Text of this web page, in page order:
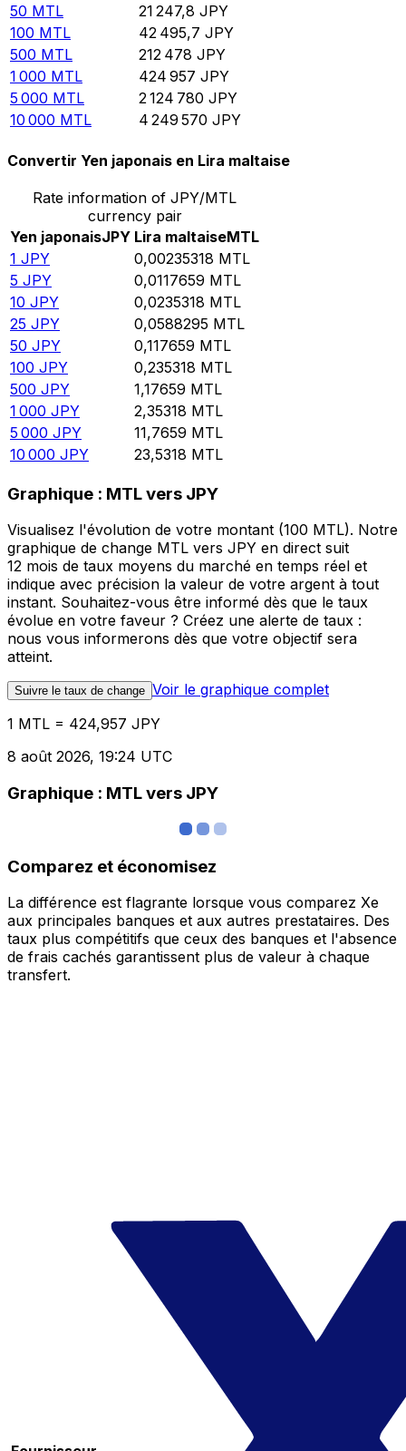
50 MTL 21 247,8 JPY
100 MTL 42 495,7 JPY
500 MTL 212 478 JPY
1 000 MTL 424 957 JPY
5 000 MTL 2 124 780 JPY
10 000 MTL 4 249 570 JPY
Convertir Yen japonais en Lira maltaise
Rate information of JPY/MTL
currency pair
Yen japonaisJPY Lira maltaiseMTL
1 JPY 0,00235318 MTL
5 JPY 0,0117659 MTL
10 JPY 0,0235318 MTL
25 JPY 0,0588295 MTL
50 JPY 0,117659 MTL
100 JPY 0,235318 MTL
500 JPY 1,17659 MTL
1 000 JPY 2,35318 MTL
5 000 JPY 11,7659 MTL
10 000 JPY 23,5318 MTL
Graphique : MTL vers JPY
Visualisez l'évolution de votre montant (100 MTL). Notre
graphique de change MTL vers JPY en direct suit
12 mois de taux moyens du marché en temps réel et
indique avec précision la valeur de votre argent à tout
instant. Souhaitez-vous être informé dès que le taux
évolue en votre faveur ? Créez une alerte de taux :
nous vous informerons dès que votre objectif sera
atteint.
Suivre le taux de change Voir le graphique complet
1 MTL = 424,957 JPY
8 août 2026, 19:24 UTC
Graphique : MTL vers JPY
Comparez et économisez
La différence est flagrante lorsque vous comparez Xe
aux principales banques et aux autres prestataires. Des
taux plus compétitifs que ceux des banques et l'absence
de frais cachés garantissent plus de valeur à chaque
transfert.